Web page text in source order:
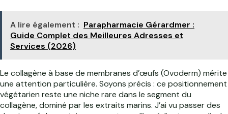
A lire également : Parapharmacie Gérardmer :
Guide Complet des Meilleures Adresses et
Services (2026)
Le collagène à base de membranes d’œufs (Ovoderm) mérite
une attention particulière. Soyons précis : ce positionnement
végétarien reste une niche rare dans le segment du
collagène, dominé par les extraits marins. J’ai vu passer des